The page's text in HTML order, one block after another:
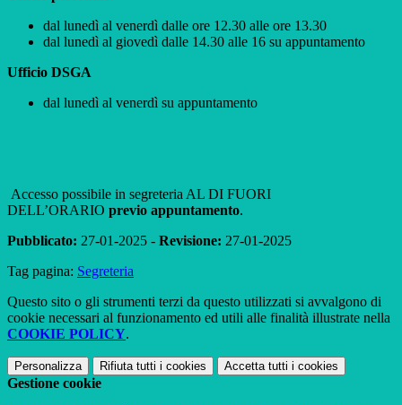
dal lunedì al venerdì dalle ore 12.30 alle ore 13.30
dal lunedì al giovedì dalle 14.30 alle 16 su appuntamento
Ufficio DSGA
dal lunedì al venerdì su appuntamento
Accesso possibile in segreteria AL DI FUORI
DELL’ORARIO previo appuntamento.
Pubblicato: 27-01-2025 - Revisione: 27-01-2025
Tag pagina: Segreteria
Questo sito o gli strumenti terzi da questo utilizzati si avvalgono di
cookie necessari al funzionamento ed utili alle finalità illustrate nella
COOKIE POLICY.
Personalizza Rifiuta tutti i cookies Accetta tutti i cookies
Gestione cookie